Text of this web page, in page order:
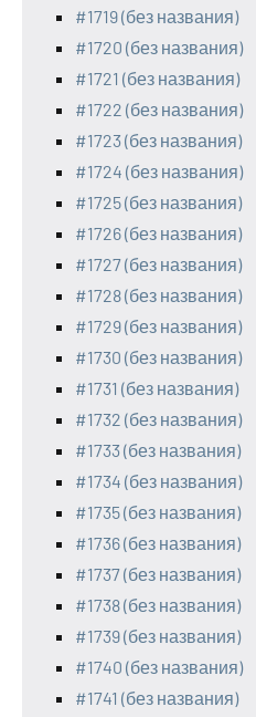
#1719 (без названия)
#1720 (без названия)
#1721 (без названия)
#1722 (без названия)
#1723 (без названия)
#1724 (без названия)
#1725 (без названия)
#1726 (без названия)
#1727 (без названия)
#1728 (без названия)
#1729 (без названия)
#1730 (без названия)
#1731 (без названия)
#1732 (без названия)
#1733 (без названия)
#1734 (без названия)
#1735 (без названия)
#1736 (без названия)
#1737 (без названия)
#1738 (без названия)
#1739 (без названия)
#1740 (без названия)
#1741 (без названия)